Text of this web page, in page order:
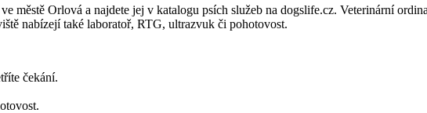
městě Orlová a najdete jej v katalogu psích služeb na dogslife.cz. Veterinární
nabízejí také laboratoř, RTG, ultrazvuk či pohotovost.
čekání.